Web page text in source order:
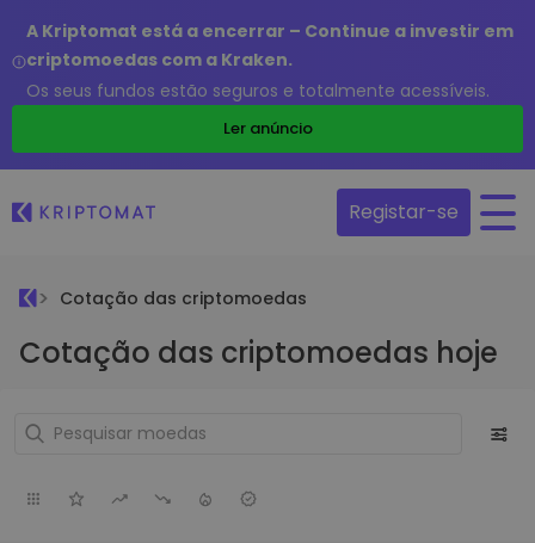
A Kriptomat está a encerrar – Continue a investir em
criptomoedas com a Kraken.
Os seus fundos estão seguros e totalmente acessíveis.
Ler anúncio
Registar-se
Cotação das criptomoedas
Cotação das criptomoedas hoje